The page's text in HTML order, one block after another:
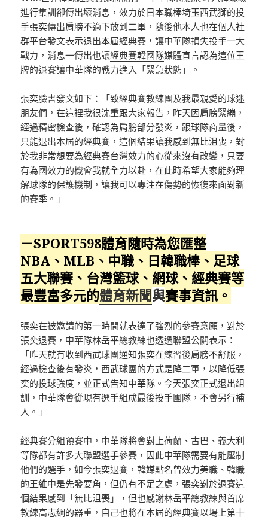
進行集訓卻傳出壞消息，效力於日本職棒埼玉西武獅的投
手張奕傳出肩膀不適下放到二軍，隨後他本人也在個人社
群平台發文表示退出本屆經典賽，讓中華隊損失投手一大
戰力，消息一傳出也讓經典賽韓國隊媒體直言認為這位王
牌的退賽讓中華隊的戰力進入「緊急狀態」。
張奕臉書發文如下：「致經典賽教練團及我最親愛的球迷
朋友們，在這裡我很沈重跟大家報告，昨天因肩膀緊繃，
經過精密檢查後，確認為肩膀部分發炎，跟球隊商量後，
只能退出本屆的經典賽，這個結果讓我感到無比沮喪，對
於我非常想要為經典賽台灣效力的心從來沒有改變，只要
有為國效力的機會我就全力以赴，在此時希望大家能夠理
解球隊的保護機制，讓我可以專注在傷勢的恢復來面對新
的賽季。」
－SPORT598體育隨時為您匯整
NBA、MLB、中職、日韓職棒、足球
五大聯賽、台灣籃球、網球、經典賽等
最豐富多元的體育新聞與賽事資訊。
張奕在被邀請的第一時間就表達了強烈的參賽意願，對於
張奕退賽，中華隊林岳平總教練也透過聯盟公關表示：
「昨天就有收到西武球團通知張奕在練習後肩膀不舒服，
經過檢查後有發炎，西武球團的方式是降二軍，以降低張
奕的投球強度，並正式告知中華隊。今天張奕正式退出組
訓，中華隊會從現有選手組成最後投手團隊，不會另行補
人。」
經典賽分組預賽中，中華隊將會對上荷蘭、古巴、義大利
等隊都有許多大聯盟選手參賽，因此中華隊需要有能壓制
他們的選手，如今張奕退賽，韓媒點名曾效力美職、韓職
的王維中是先發要角，但仍有不足之處，張奕對於退賽這
個結果感到「無比沮喪」，但也感謝林岳平總教練與首席
教練高志綱的器重，自己也將在本屆的經典賽以場上第十